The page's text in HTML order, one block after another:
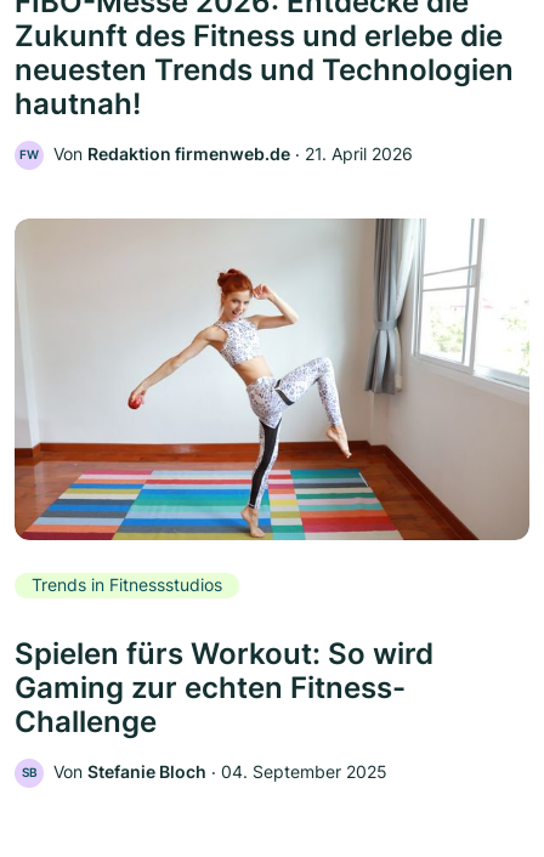
Zukunft des Fitness und erlebe die
neuesten Trends und Technologien
hautnah!
FW Von Redaktion firmenweb.de ‧ 21. April 2026
Trends in Fitnessstudios
Spielen fürs Workout: So wird
Gaming zur echten Fitness-
Challenge
SB Von Stefanie Bloch ‧ 04. September 2025